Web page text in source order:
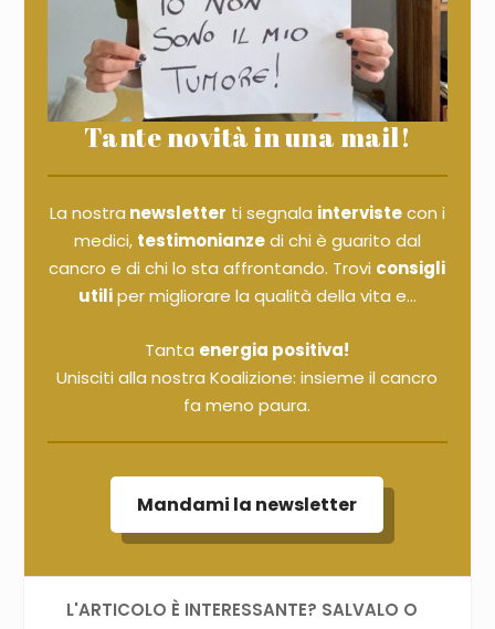
Tante novità in una mail!
La nostra newsletter ti segnala intervistecon i
medici, testimonianzedi chi è guarito dal
cancro e di chi lo sta affrontando. Trovi consigli
utiliper migliorare la qualità della vita e...
Tanta energia positiva!
Unisciti alla nostra Koalizione: insieme il cancro
fa meno paura.
Mandami la newsletter
L'ARTICOLO È INTERESSANTE? SALVALO O